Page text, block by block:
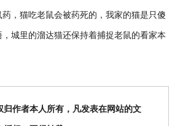
药，猫吃老鼠会被药死的，我家的猫是只傻
，城里的溜达猫还保持着捕捉老鼠的看家本
归作者本人所有，凡发表在网站的文